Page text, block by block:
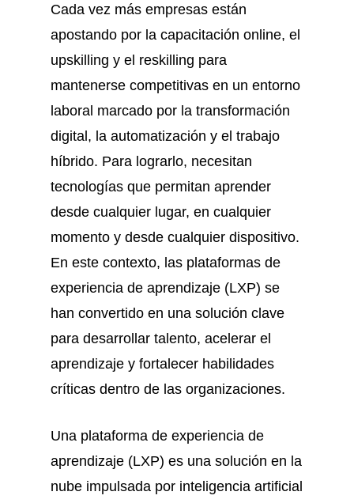
Cada vez más empresas están
apostando por la capacitación online, el
upskilling y el reskilling para
mantenerse competitivas en un entorno
laboral marcado por la transformación
digital, la automatización y el trabajo
híbrido. Para lograrlo, necesitan
tecnologías que permitan aprender
desde cualquier lugar, en cualquier
momento y desde cualquier dispositivo.
En este contexto, las plataformas de
experiencia de aprendizaje (LXP) se
han convertido en una solución clave
para desarrollar talento, acelerar el
aprendizaje y fortalecer habilidades
críticas dentro de las organizaciones.
Una plataforma de experiencia de
aprendizaje (LXP) es una solución en la
nube impulsada por inteligencia artificial